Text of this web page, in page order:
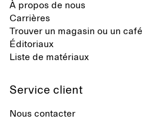
À propos de nous
Carrières
Trouver un magasin ou un café
Éditoriaux
Liste de matériaux
Service client
Nous contacter